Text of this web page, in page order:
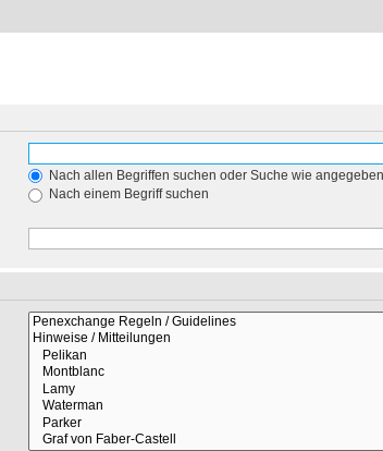
Nach allen Begriffen suchen oder Suche wie
Nach einem Begriff suchen